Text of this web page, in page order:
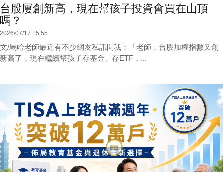
台股屢創新高，現在幫孩子投資會買在山頂
嗎？
2026/07/17 15:55
文/馬哈老師最近有不少網友私訊問我：「老師，台股加權指數又創
新高了，現在繼續幫孩子存基金、存ETF，...